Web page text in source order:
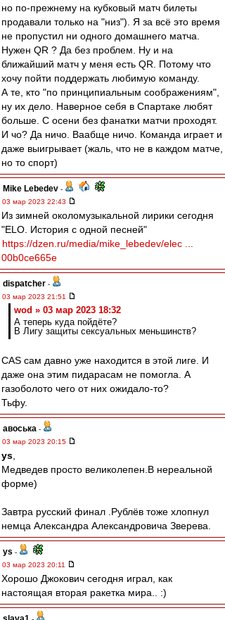
но по-прежнему на кубковый матч билеты
продавали только на "низ"). Я за всё это время
не пропустил ни одного домашнего матча.
Нужен QR ? Да без проблем. Ну и на
ближайший матч у меня есть QR. Потому что
хочу пойти поддержать любимую команду.
А те, кто "по принципиальным соображениям",
ну их дело. Наверное себя в Спартаке любят
больше. С осени без фанатки матчи проходят.
И чо? Да ничо. Ваабще ничо. Команда играет и
даже выигрывает (жаль, что не в каждом матче,
но то спорт)
Mike Lebedev -
03 мар 2023 22:43
Из зимней околомузыкальной лирики сегодня
"ELO. История с одной песней"
https://dzen.ru/media/mike_lebedev/elec ...
00b0ce665e
dispatcher -
03 мар 2023 21:51
wod » 03 мар 2023 18:32
А теперь куда пойдёте?
В Лигу защиты сексуальных меньшинств?
CAS сам давно уже находится в этой лиге. И
даже она этим пидарасам не помогла. А
газоболото чего от них ожидало-то?
Тьфу.
авоська -
03 мар 2023 20:15
ys
Медведев просто великолепен.В нереальной
форме)
Завтра русский финал .Рублёв тоже хлопнул
немца Александра Александровича Зверева.
ys -
03 мар 2023 20:11
Хорошо Джокович сегодня играл, как
настоящая вторая ракетка мира.. :)